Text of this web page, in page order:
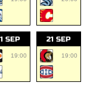
SEP
19:00
21 SEP
19:00